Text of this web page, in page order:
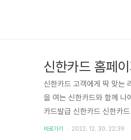
신한카드 홈페이
신한카드 고객에게 딱 맞는
을 여는 신한카드와 함께
카드발급 신한카드 신한카
년 1월 15일부터는 전용
바로가기 2022. 12. 30. 22:39